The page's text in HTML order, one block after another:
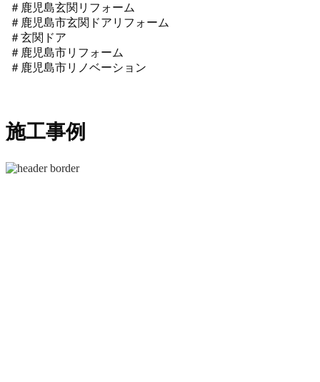
＃鹿児島玄関リフォーム
＃鹿児島市玄関ドアリフォーム
＃玄関ドア
＃鹿児島市リフォーム
＃鹿児島市リノベーション
施工事例